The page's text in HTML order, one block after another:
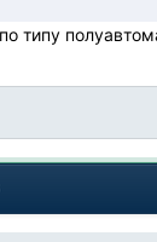
типу